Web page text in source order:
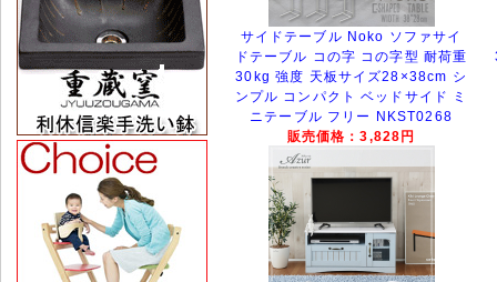
サイドテーブル Noko ソファサイ
ドテーブル コの字 コの字型 耐荷重
30kg 強度 天板サイズ28×38cm シ
ンプル コンパクト ベッドサイド ミ
ニテーブル フリー NKST0268
販売価格：3,828円